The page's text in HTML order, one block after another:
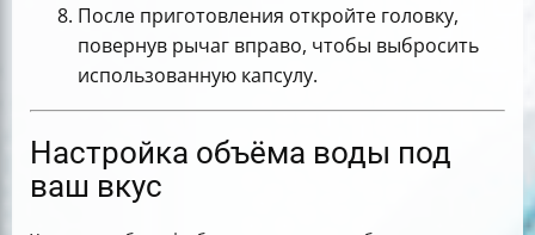
После приготовления откройте головку,
повернув рычаг вправо, чтобы выбросить
использованную капсулу.
Настройка объёма воды под
ваш вкус